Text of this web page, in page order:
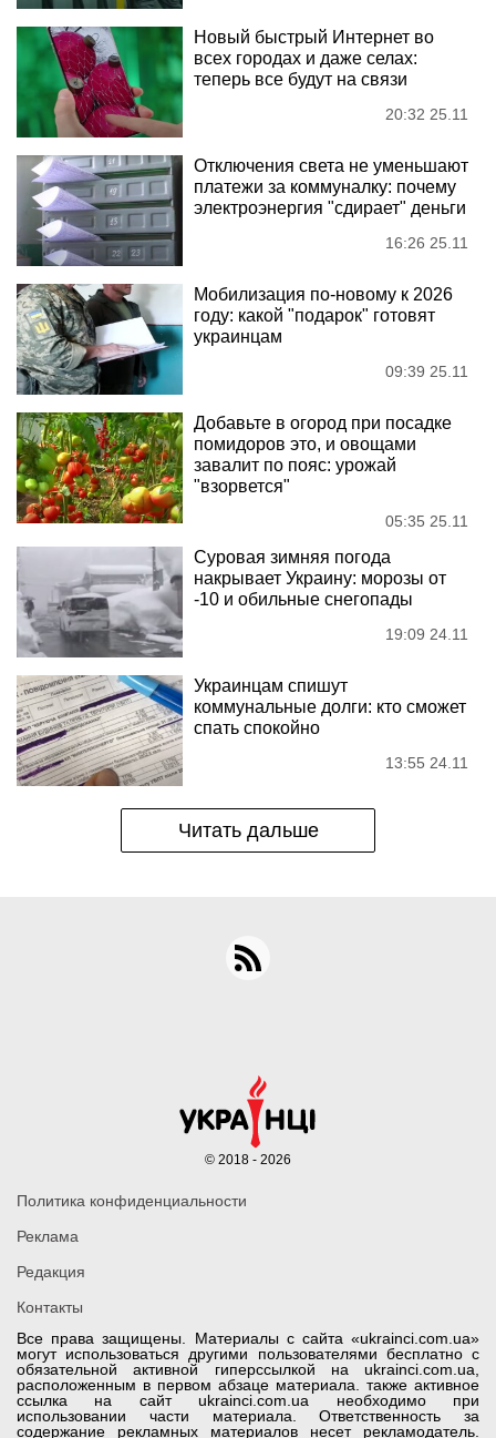
Новый быстрый Интернет во
всех городах и даже селах:
теперь все будут на связи
20:32 25.11
Отключения света не уменьшают
платежи за коммуналку: почему
электроэнергия "сдирает" деньги
16:26 25.11
Мобилизация по-новому к 2026
году: какой "подарок" готовят
украинцам
09:39 25.11
Добавьте в огород при посадке
помидоров это, и овощами
завалит по пояс: урожай
"взорвется"
05:35 25.11
Суровая зимняя погода
накрывает Украину: морозы от
-10 и обильные снегопады
19:09 24.11
Украинцам спишут
коммунальные долги: кто сможет
спать спокойно
13:55 24.11
Читать дальше
Все права защищены. Материалы с сайта «ukrainci.com.ua»
могут использоваться другими пользователями бесплатно с
обязательной активной гиперссылкой на ukrainci.com.ua,
расположенным в первом абзаце материала. также активное
ссылка на сайт ukrainci.com.ua необходимо при
использовании части материала. Ответственность за
содержание рекламных материалов несет рекламодатель.
Политика конфиденциальности
Реклама
Редакция
Контакты
© 2018 - 2026